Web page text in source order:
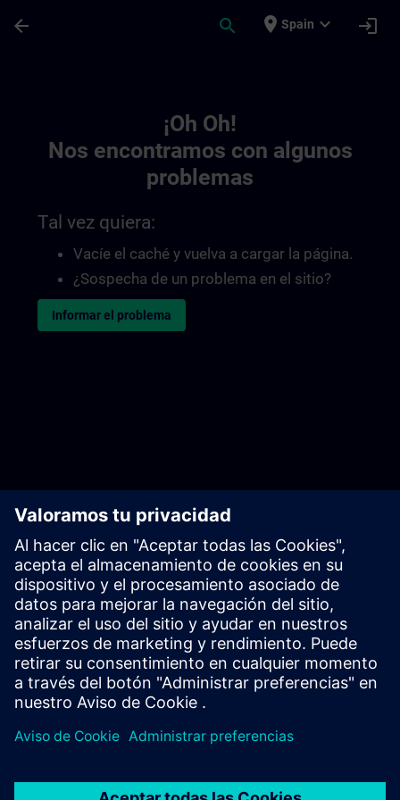
arrow_back search place Spain expand_more login
¡Oh Oh!
Nos encontramos con algunos
problemas
Tal vez quiera:
Vacíe el caché y vuelva a cargar la página.
¿Sospecha de un problema en el sitio?
Informar el problema